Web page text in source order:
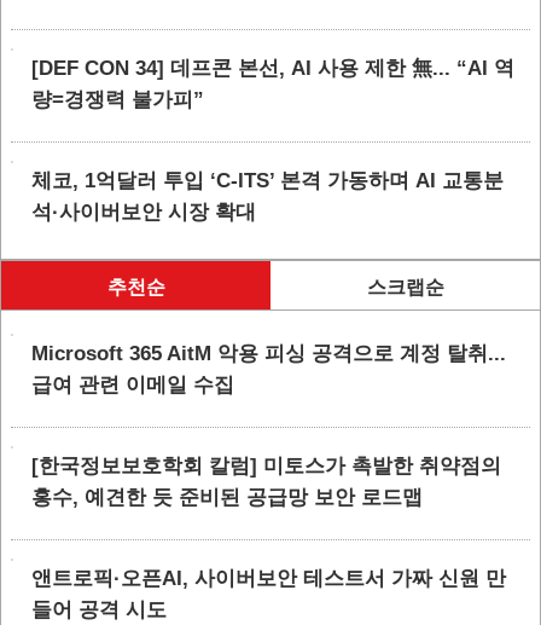
[DEF CON 34] 데프콘 본선, AI 사용 제한 無... “AI 역
량=경쟁력 불가피”
체코, 1억달러 투입 ‘C-ITS’ 본격 가동하며 AI 교통분
석·사이버보안 시장 확대
추천순 스크랩순
Microsoft 365 AitM 악용 피싱 공격으로 계정 탈취...
급여 관련 이메일 수집
[한국정보보호학회 칼럼] 미토스가 촉발한 취약점의
홍수, 예견한 듯 준비된 공급망 보안 로드맵
앤트로픽·오픈AI, 사이버보안 테스트서 가짜 신원 만
들어 공격 시도